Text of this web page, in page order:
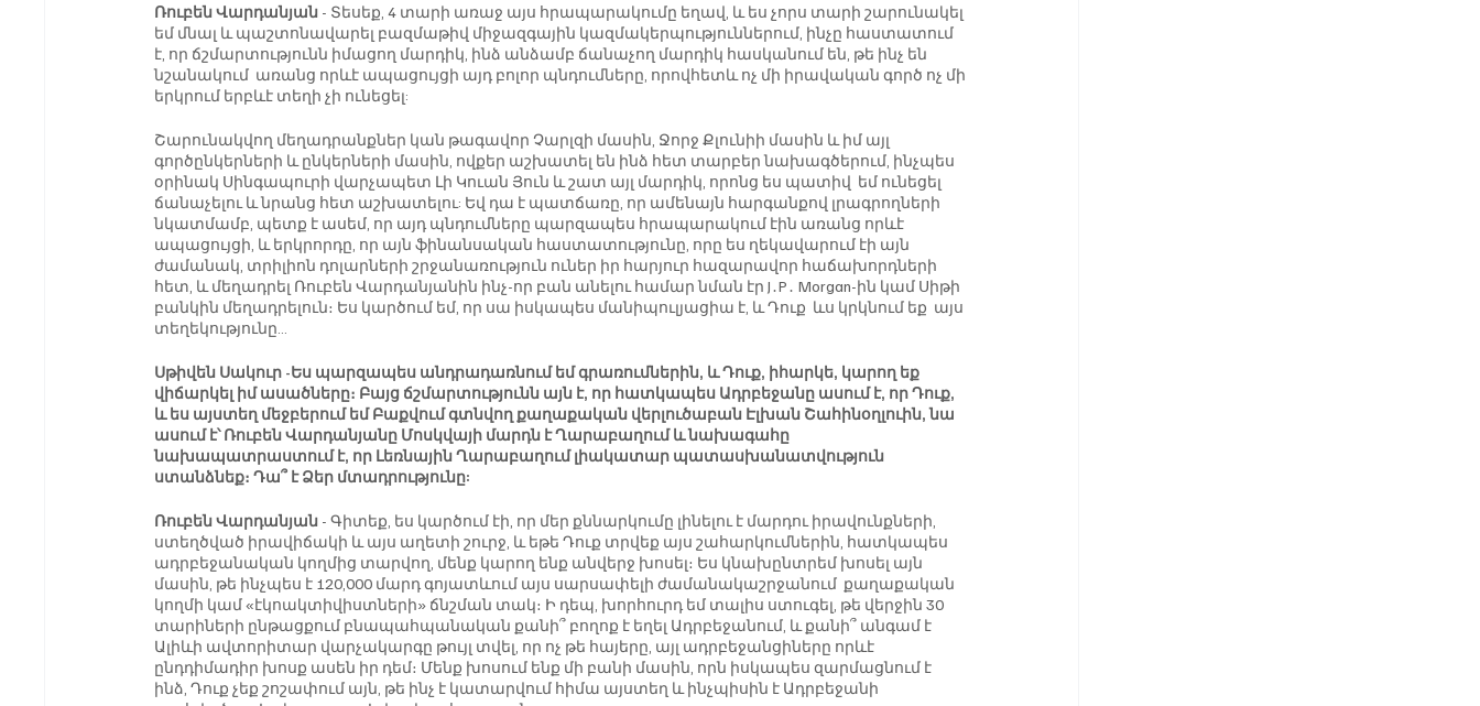
Ռուբեն Վարդանյան - Տեսեք, 4 տարի առաջ այս հրապարակումը եղավ, և ես չորս տարի շարունակել
եմ մնալ և պաշտոնավարել բազմաթիվ միջազգային կազմակերպություններում, ինչը հաստատում
է, որ ճշմարտությունն իմացող մարդիկ, ինձ անձամբ ճանաչող մարդիկ հասկանում են, թե ինչ են
նշանակում  առանց որևէ ապացույցի այդ բոլոր պնդումները, որովհետև ոչ մի իրավական գործ ոչ մի
երկրում երբևէ տեղի չի ունեցել:
Շարունակվող մեղադրանքներ կան թագավոր Չարլզի մասին, Ջորջ Քլունիի մասին և իմ այլ
գործընկերների և ընկերների մասին, ովքեր աշխատել են ինձ հետ տարբեր նախագծերում, ինչպես
օրինակ Սինգապուրի վարչապետ Լի Կուան Յուն և շատ այլ մարդիկ, որոնց ես պատիվ  եմ ունեցել
ճանաչելու և նրանց հետ աշխատելու: Եվ դա է պատճառը, որ ամենայն հարգանքով լրագրողների
նկատմամբ, պետք է ասեմ, որ այդ պնդումները պարզապես հրապարակում էին առանց որևէ
ապացույցի, և երկրորդը, որ այն ֆինանսական հաստատությունը, որը ես ղեկավարում էի այն
ժամանակ, տրիլիոն դոլարների շրջանառություն ուներ իր հարյուր հազարավոր հաճախորդների
հետ, և մեղադրել Ռուբեն Վարդանյանին ինչ-որ բան անելու համար նման էր J․P․ Morgan-ին կամ Սիթի
բանկին մեղադրելուն։ Ես կարծում եմ, որ սա իսկապես մանիպուլյացիա է, և Դուք  ևս կրկնում եք  այս
տեղեկությունը…
Սթիվեն Սակուր -Ես պարզապես անդրադառնում եմ գրառումներին, և Դուք, իհարկե, կարող եք
վիճարկել իմ ասածները։ Բայց ճշմարտությունն այն է, որ հատկապես Ադրբեջանը ասում է, որ Դուք,
և ես այստեղ մեջբերում եմ Բաքվում գտնվող քաղաքական վերլուծաբան Էլխան Շահինօղլուին, նա
ասում է՝ Ռուբեն Վարդանյանը Մոսկվայի մարդն է Ղարաբաղում և նախագահը
նախապատրաստում է, որ Լեռնային Ղարաբաղում լիակատար պատասխանատվություն
ստանձնեք։ Դա՞ է Ձեր մտադրությունը:
Ռուբեն Վարդանյան - Գիտեք, ես կարծում էի, որ մեր քննարկումը լինելու է մարդու իրավունքների,
ստեղծված իրավիճակի և այս աղետի շուրջ, և եթե Դուք տրվեք այս շահարկումներին, հատկապես
ադրբեջանական կողմից տարվող, մենք կարող ենք անվերջ խոսել։ Ես կնախընտրեմ խոսել այն
մասին, թե ինչպես է 120,000 մարդ գոյատևում այս սարսափելի ժամանակաշրջանում  քաղաքական
կողմի կամ «էկոակտիվիստների» ճնշման տակ։ Ի դեպ, խորհուրդ եմ տալիս ստուգել, թե վերջին 30
տարիների ընթացքում բնապահպանական քանի՞ բողոք է եղել Ադրբեջանում, և քանի՞ անգամ է
Ալիևի ավտորիտար վարչակարգը թույլ տվել, որ ոչ թե հայերը, այլ ադրբեջանցիները որևէ
ընդդիմադիր խոսք ասեն իր դեմ։ Մենք խոսում ենք մի բանի մասին, որն իսկապես զարմացնում է
ինձ, Դուք չեք շոշափում այն, թե ինչ է կատարվում հիմա այստեղ և ինչպիսին է Ադրբեջանի